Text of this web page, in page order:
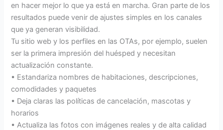
en hacer mejor lo que ya está en marcha. Gran parte de los
resultados puede venir de ajustes simples en los canales
que ya generan visibilidad.
Tu sitio web y los perfiles en las OTAs, por ejemplo, suelen
ser la primera impresión del huésped y necesitan
actualización constante.
• Estandariza nombres de habitaciones, descripciones,
comodidades y paquetes
• Deja claras las políticas de cancelación, mascotas y
horarios
• Actualiza las fotos con imágenes reales y de alta calidad